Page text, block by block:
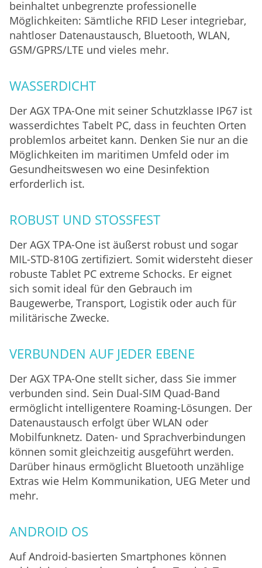
beinhaltet unbegrenzte professionelle
Möglichkeiten: Sämtliche RFID Leser integriebar,
nahtloser Datenaustausch, Bluetooth, WLAN,
GSM/GPRS/LTE und vieles mehr.
WASSERDICHT
Der AGX TPA-One mit seiner Schutzklasse IP67 ist
wasserdichtes Tabelt PC, dass in feuchten Orten
problemlos arbeitet kann. Denken Sie nur an die
Möglichkeiten im maritimen Umfeld oder im
Gesundheitswesen wo eine Desinfektion
erforderlich ist.
ROBUST UND STOSSFEST
Der AGX TPA-One ist äußerst robust und sogar
MIL-STD-810G zertifiziert. Somit widersteht dieser
robuste Tablet PC extreme Schocks. Er eignet
sich somit ideal für den Gebrauch im
Baugewerbe, Transport, Logistik oder auch für
militärische Zwecke.
VERBUNDEN AUF JEDER EBENE
Der AGX TPA-One stellt sicher, dass Sie immer
verbunden sind. Sein Dual-SIM Quad-Band
ermöglicht intelligentere Roaming-Lösungen. Der
Datenaustausch erfolgt über WLAN oder
Mobilfunknetz. Daten- und Sprachverbindungen
können somit gleichzeitig ausgeführt werden.
Darüber hinaus ermöglicht Bluetooth unzählige
Extras wie Helm Kommunikation, UEG Meter und
mehr.
ANDROID OS
Auf Android-basierten Smartphones können